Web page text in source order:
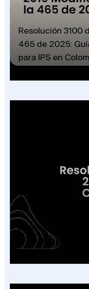
Resolución 3100
465 de 2025:
para IPS en
Resolución 202
el Sector Salud